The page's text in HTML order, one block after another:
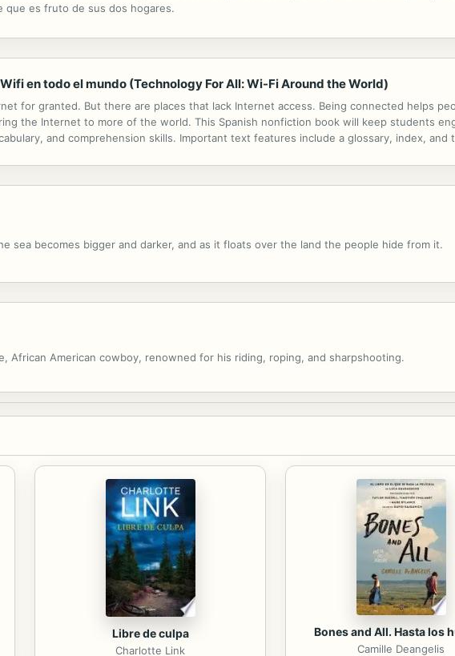
que es fruto de sus dos hogares.
en todo el mundo (Technology For All: Wi-Fi Around the World)
for granted. But there are places that lack Internet access. Being connected helps
the Internet to more of the world. This Spanish nonfiction book will keep students
and comprehension skills. Important text features include a glossary, index, and
sea becomes bigger and darker, and as it floats over the land the people hide from it.
African American cowboy, renowned for his riding, roping, and sharpshooting.
Libre de culpa
Charlotte Link
Bones and All. Hasta los
Camille Deangelis